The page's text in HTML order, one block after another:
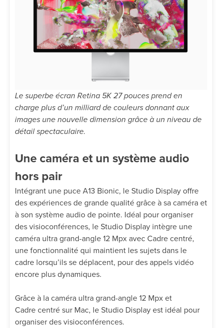
Le superbe écran Retina 5K 27 pouces prend en
charge plus d’un milliard de couleurs donnant aux
images une nouvelle dimension grâce à un niveau de
détail spectaculaire.
Une caméra et un système audio
hors pair
Intégrant une puce A13 Bionic, le Studio Display offre
des expériences de grande qualité grâce à sa caméra et
à son système audio de pointe. Idéal pour organiser
des visioconférences, le Studio Display intègre une
caméra ultra grand-angle 12 Mpx avec Cadre centré,
une fonctionnalité qui maintient les sujets dans le
cadre lorsqu’ils se déplacent, pour des appels vidéo
encore plus dynamiques.
Grâce à la caméra ultra grand-angle 12 Mpx et
Cadre centré sur Mac, le Studio Display est idéal pour
organiser des visioconférences.